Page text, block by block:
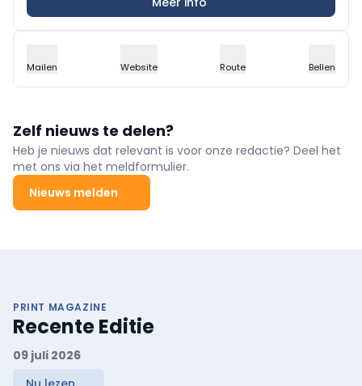
Mailen Website Route Bellen
Zelf nieuws te delen?
Heb je nieuws dat relevant is voor onze redactie? Deel het
met ons via het meldformulier.
Nieuws melden
PRINT MAGAZINE
Recente Editie
09 juli 2026